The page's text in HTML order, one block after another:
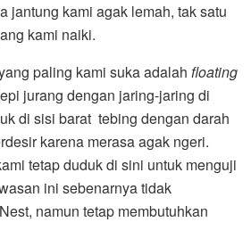
jantung kami agak lemah, tak satu
kami naiki.
paling kami suka adalah floating
jurang dengan jaring-jaring di
di sisi barat tebing dengan darah
karena merasa agak ngeri.
tetap duduk di sini untuk menguji
ini sebenarnya tidak
namun tetap membutuhkan